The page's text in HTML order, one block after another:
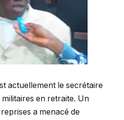
actuellement le secrétaire
en retraite. Un
a menacé de